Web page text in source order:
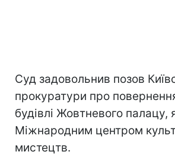
Суд задовольнив позов
прокуратури про
будівлі Жовтневого палацу,
Міжнародним центром
мистецтв.